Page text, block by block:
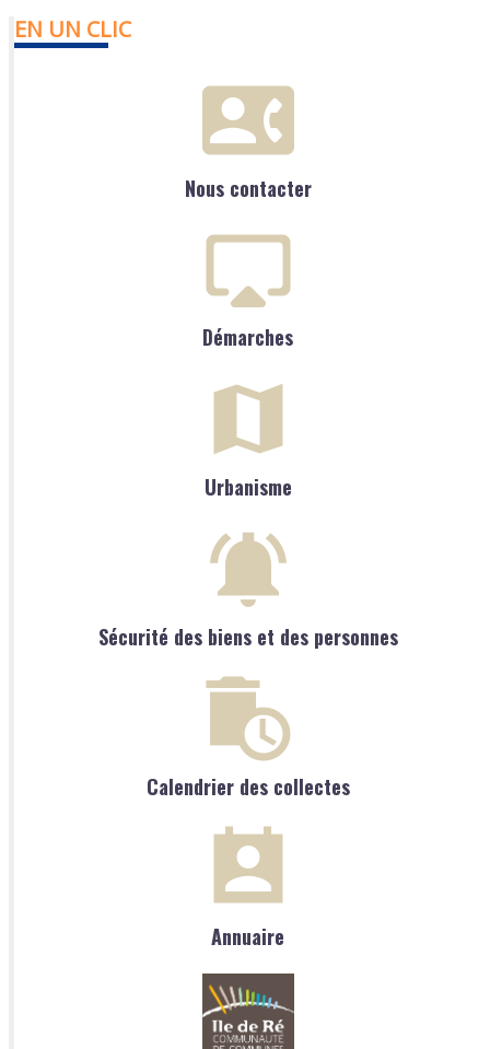
EN UN CLIC
Nous contacter
Démarches
Urbanisme
Sécurité des biens et des personnes
Calendrier des collectes
Annuaire